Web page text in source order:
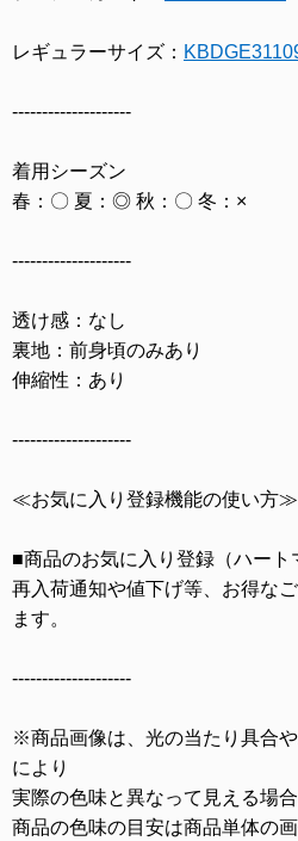
レギュラーサイズ：
--------------------
着用シーズン
春：〇 夏：◎ 秋：〇 冬：×
--------------------
透け感：なし
裏地：前身頃のみあり
伸縮性：あり
--------------------
≪お気に入り登録機能の使い方≫
■商品のお気に入り登録（ハート
再入荷通知や値下げ等、お得な
ます。
--------------------
※商品画像は、光の当たり具合
により
実際の色味と異なって見える場合
商品の色味の目安は商品単体の